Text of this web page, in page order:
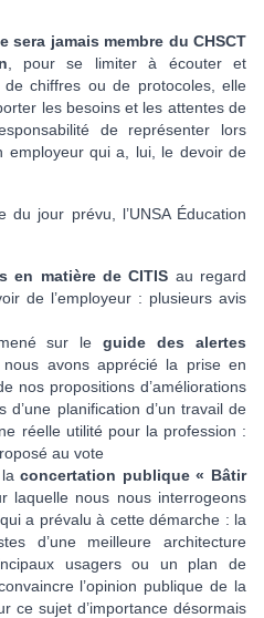
sera jamais membre du CHSCT
, pour se limiter à écouter et
chiffres ou de protocoles, elle
les besoins et les attentes de
de représenter lors
employeur qui a, lui, le devoir de
du jour prévu, l’UNSA Éducation
en matière de CITIS au regard
de l’employeur : plusieurs avis
sur leguide des alertes
avons apprécié la prise en
nos propositions d’améliorations
d’une planification d’un travail de
réelle utilité pour la profession :
au vote
concertation publique « Bâtir
laquelle nous nous interrogeons
a prévalu à cette démarche : la
d’une meilleure architecture
usagers ou un plan de
l’opinion publique de la
ce sujet d’importance désormais